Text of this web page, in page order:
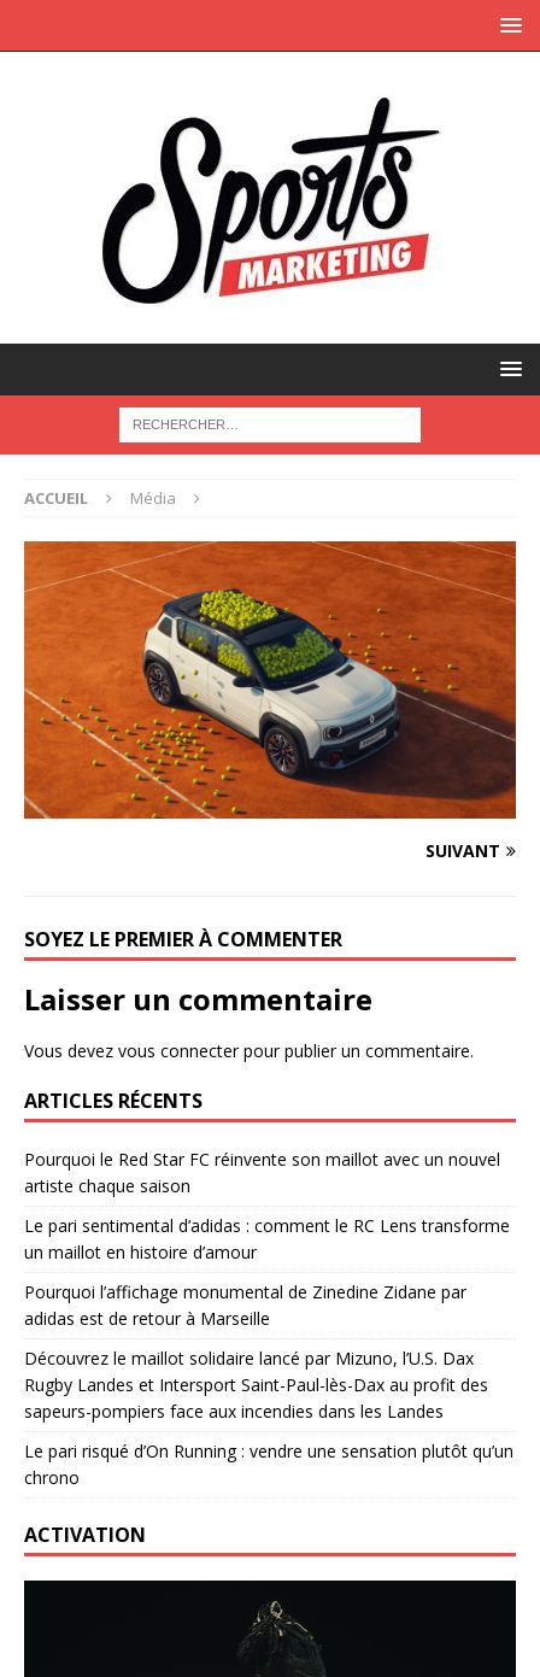
ACCUEIL Média
SUIVANT
SOYEZ LE PREMIER À COMMENTER
Laisser un commentaire
Vous devez vous connecterpour publier un commentaire.
ARTICLES RÉCENTS
Pourquoi le Red Star FC réinvente son maillot avec un nouvel
artiste chaque saison
Le pari sentimental d’adidas : comment le RC Lens transforme
un maillot en histoire d’amour
Pourquoi l’affichage monumental de Zinedine Zidane par
adidas est de retour à Marseille
Découvrez le maillot solidaire lancé par Mizuno, l’U.S. Dax
Rugby Landes et Intersport Saint-Paul-lès-Dax au profit des
sapeurs-pompiers face aux incendies dans les Landes
Le pari risqué d’On Running : vendre une sensation plutôt qu’un
chrono
ACTIVATION